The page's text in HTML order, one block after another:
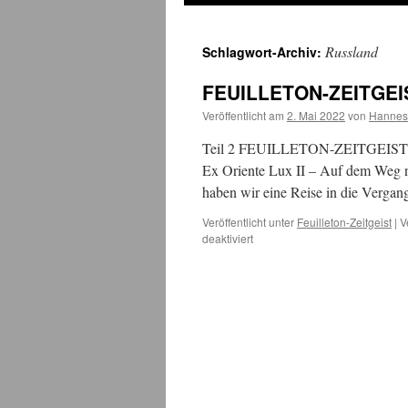
Schlagwort-Archiv: Russland
FEUILLETON-
Veröffentlicht am 2. Mai 2022 von
Teil 2 FEUILLETON-ZEITGEIST
Ex Oriente Lux II – Auf dem Weg
haben wir eine Reise in die
Veröffentlicht unter Feuilleton-Zeitgeist |
deaktiviertfür